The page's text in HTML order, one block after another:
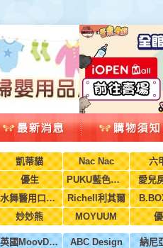
凱蒂貓 Nac Nac
六
優生 PUKU藍色企鵝
愛兒
水舞醫用口罩(兒童，成人) Richell利其爾
妙妙熊 MOYUUM
英國MoovDesign ABC Design
納尼